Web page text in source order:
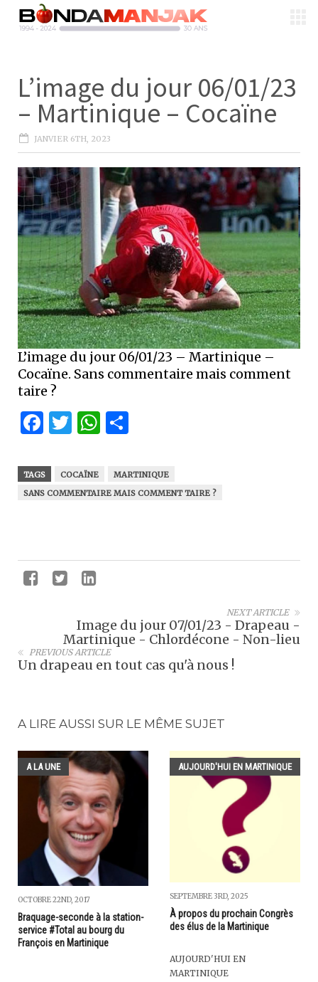
L’image du jour 06/01/23
– Martinique – Cocaïne
JANVIER 6TH, 2023
L’image du jour 06/01/23 – Martinique –
Cocaïne. Sans commentaire mais comment
taire ?
Facebook
Twitter
WhatsApp
TAGS COCAÏNE
MARTINIQUE
SANS COMMENTAIRE MAIS COMMENT TAIRE ?
NEXT ARTICLE
Image du jour 07/01/23 - Drapeau -
Martinique - Chlordécone - Non-lieu
PREVIOUS ARTICLE
Un drapeau en tout cas qu'à nous !
A LIRE AUSSI SUR LE MÊME SUJET
A LA UNE
OCTOBRE 22ND, 2017
Braquage-seconde à la station-
service #Total au bourg du
François en Martinique
AUJOURD'HUI EN MARTINIQUE
SEPTEMBRE 3RD, 2025
À propos du prochain Congrès
des élus de la Martinique
AUJOURD'HUI EN
MARTINIQUE